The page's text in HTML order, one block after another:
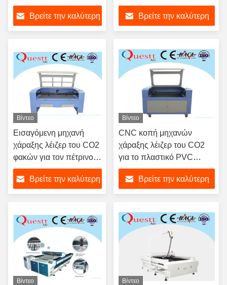
ακρυλικό πέτρινο MDF
Βρείτε την καλύτερη
Βρείτε την καλύτερη
Βίντεο
Εισαγόμενη μηχανή
χάραξης λέιζερ του CO2
φακών για τον πέτρινο
μαρμάρινο γρανίτη
1.6x1M κεραμικών
κεραμιδιών
Βρείτε την καλύτερη
Βίντεο
CNC κοπή μηχανών
χάραξης λέιζερ του CO2
για το πλαστικό PVC
ακρυλικό 130W ABS PP
Βρείτε την καλύτερη
Βίντεο Βίντεο